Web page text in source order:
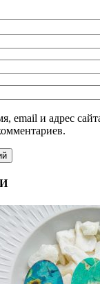
email и адрес